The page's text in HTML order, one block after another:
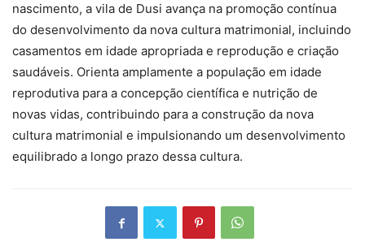
nascimento, a vila de Dusi avança na promoção contínua
do desenvolvimento da nova cultura matrimonial, incluindo
casamentos em idade apropriada e reprodução e criação
saudáveis. Orienta amplamente a população em idade
reprodutiva para a concepção científica e nutrição de
novas vidas, contribuindo para a construção da nova
cultura matrimonial e impulsionando um desenvolvimento
equilibrado a longo prazo dessa cultura.